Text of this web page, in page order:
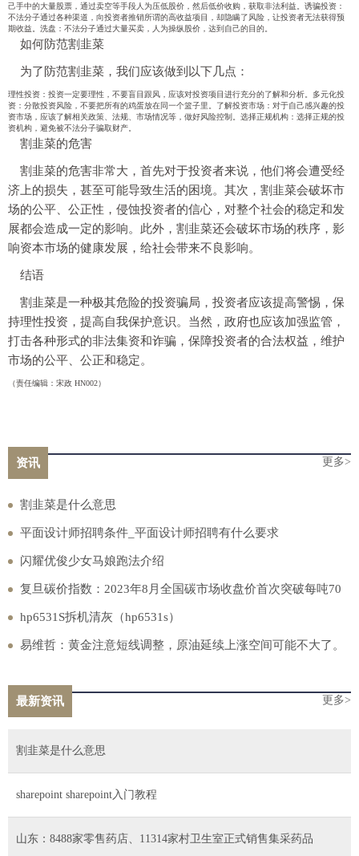
己手中的大量股票，通过卖空等手段人为压低股价，然后低价收购，获取非法利益。诱骗投资：
不法分子通过各种渠道，向投资者推销所谓的高收益项目，却隐瞒了风险，让投资者无法获得预
期收益。洗盘：不法分子通过大量买卖，人为操纵股价，达到自己的目的。
如何防范割韭菜
为了防范割韭菜，我们应该做到以下几点：
理性投资：投资一定要理性，不要盲目跟风，应该对投资项目进行充分的了解和分析。多元化投
资：分散投资风险，不要把所有的鸡蛋放在同一个篮子里。了解投资市场：对于自己感兴趣的投
资市场，应该了解相关政策、法规、市场情况等，做好风险控制。选择正规机构：选择正规的投
资机构，避免被不法分子骗取财产。
割韭菜的危害
割韭菜的危害非常大，首先对于投资者来说，他们将会遭受经
济上的损失，甚至可能导致生活的困境。其次，割韭菜会破坏市
场的公平、公正性，侵蚀投资者的信心，对整个社会的稳定和发
展都会造成一定的影响。此外，割韭菜还会破坏市场的秩序，影
响资本市场的健康发展，给社会带来不良影响。
结语
割韭菜是一种极其危险的投资骗局，投资者应该提高警惕，保
持理性投资，提高自我保护意识。当然，政府也应该加强监管，
打击各种形式的非法集资和诈骗，保障投资者的合法权益，维护
市场的公平、公正和稳定。
（责任编辑：宋政 HN002）
资讯 更多>
割韭菜是什么意思
平面设计师招聘条件_平面设计师招聘有什么要求
闪耀优俊少女马娘跑法介绍
复旦碳价指数：2023年8月全国碳市场收盘价首次突破每吨70
元
hp6531S拆机清灰（hp6531s）
易维哲：黄金注意短线调整，原油延续上涨空间可能不大了。
最新资讯 更多>
割韭菜是什么意思
sharepoint sharepoint入门教程
山东：8488家零售药店、11314家村卫生室正式销售集采药品